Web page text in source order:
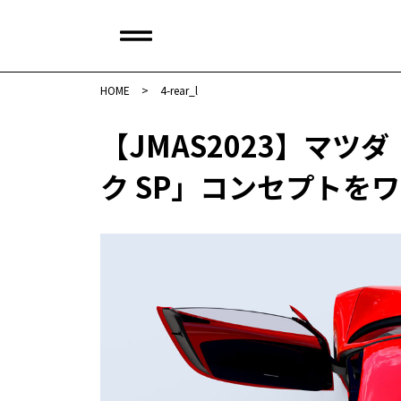
HOME > 4-rear_l
【JMAS2023】マツ
ク SP」コンセプトを